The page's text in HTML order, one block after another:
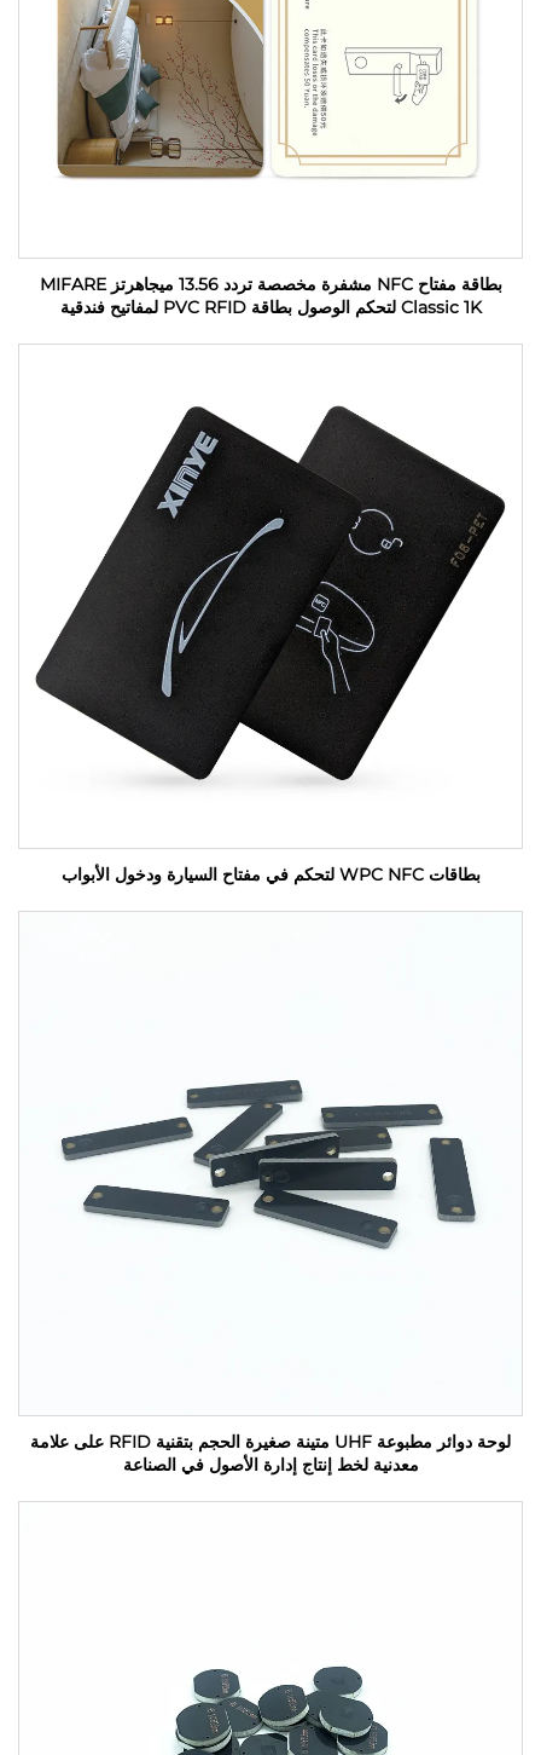
بطاقة مفتاح NFC مشفرة مخصصة تردد 13.56 ميجاهرتز MIFARE
Classic 1K لتحكم الوصول بطاقة PVC RFID لمفاتيح فندقية
بطاقات WPC NFC لتحكم في مفتاح السيارة ودخول الأبواب
لوحة دوائر مطبوعة UHF متينة صغيرة الحجم بتقنية RFID على علامة
معدنية لخط إنتاج إدارة الأصول في الصناعة